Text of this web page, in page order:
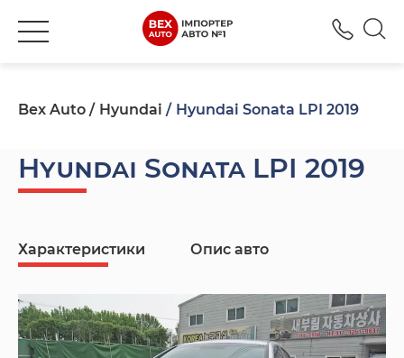
Bex Auto Hyundai Hyundai Sonata LPI 2019
Hyundai Sonata LPI 2019
Характеристики Опис авто